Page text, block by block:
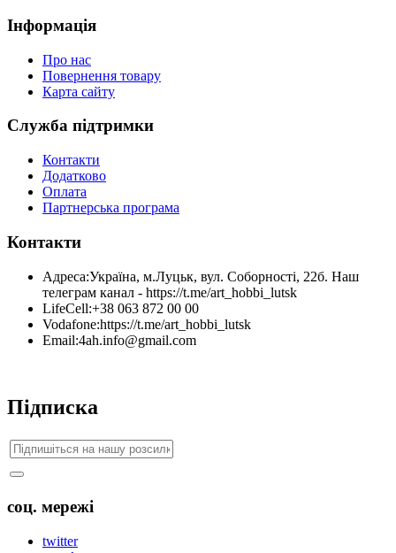
Інформація
Про нас
Повернення товару
Карта сайту
Служба підтримки
Контакти
Додатково
Оплата
Партнерська програма
Контакти
Адреса:Україна, м.Луцьк, вул. Соборності, 22б. Наш
телеграм канал - https://t.me/art_hobbi_lutsk
LifeCell:+38 063 872 00 00
Vodafone:https://t.me/art_hobbi_lutsk
Email:4ah.info@gmail.com
Підписка
соц. мережі
twitter